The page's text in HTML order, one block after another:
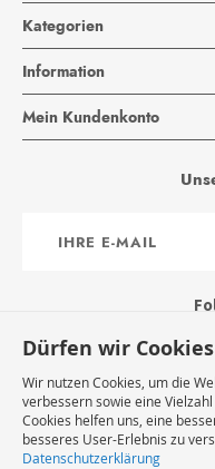
Kategorien
Information
Mein Kundenkonto
zum
Dürfen wir
Wir nutzen Cookies, um die
verbessern sowie eine
Cookies helfen uns, eine
besseres User-Erlebnis zu
Datenschutzerklärung